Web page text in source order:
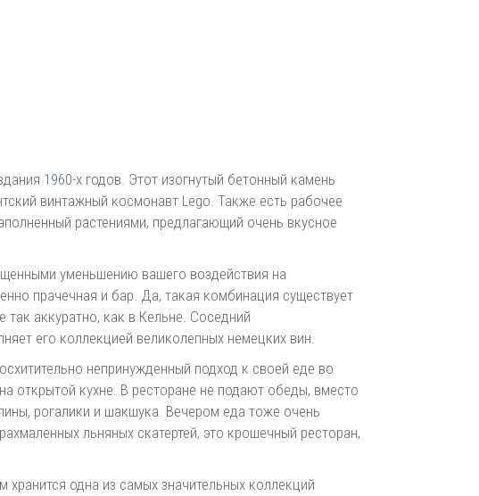
1960-х годов. Этот изогнутый бетонный камень
винтажный космонавт Lego. Также есть рабочее
растениями, предлагающий очень вкусное
уменьшению вашего воздействия на
прачечная и бар. Да, такая комбинация существует
аккуратно, как в Кельне. Соседний
его коллекцией великолепных немецких вин.
непринужденный подход к своей еде во
кухне. В ресторане не подают обеды, вместо
рогалики и шакшука. Вечером еда тоже очень
льняных скатертей, это крошечный ресторан,
одна из самых значительных коллекций